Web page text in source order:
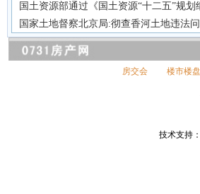
国土资源部通过《国土资源“十二五”规划
国家土地督察北京局:彻查香河土地违法
房交会 楼市楼盘
技术支持